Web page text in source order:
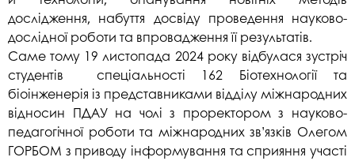
дослідження, набуття досвіду проведення науково-
дослідної роботи та впровадження її результатів.
Саме тому 19 листопада 2024 року відбулася зустріч
студентів спеціальності 162 Біотехнології та
біоінженерія із представниками відділу міжнародних
відносин ПДАУ на чолі з проректором з науково-
педагогічної роботи та міжнародних зв’язків Олегом
ГОРБОМ з приводу інформування та сприяння участі